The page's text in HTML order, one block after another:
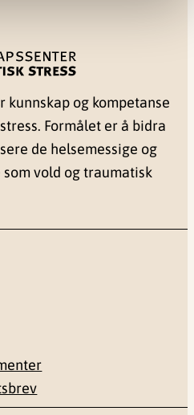
kunnskap og kompetanse
Formålet er å bidra
de helsemessige og
vold og traumatisk